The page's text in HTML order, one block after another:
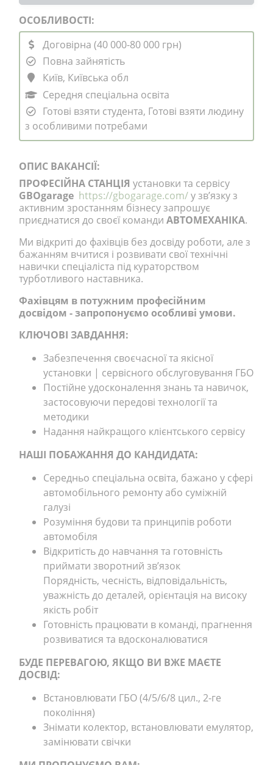
ОСОБЛИВОСТІ:
Договірна (40 000-80 000 грн)
Повна зайнятість
Київ, Київська обл
Середня спеціальна освіта
Готові взяти студента, Готові взяти людину
з особливими потребами
ОПИС ВАКАНСІЇ:
ПРОФЕСІЙНА СТАНЦІЯ установки та сервісу
GBOgarage https://gbogarage.com/у зв’язку з
активним зростанням бізнесу запрошує
приєднатися до своєї команди АВТОМЕХАНІКА.
Ми відкриті до фахівців без досвіду роботи, але з
бажанням вчитися і розвивати свої технічні
навички спеціаліста під кураторством
турботливого наставника.
Фахівцям в потужним професійним
досвідом - запропонуємо особливі умови.
КЛЮЧОВІ ЗАВДАННЯ:
Забезпечення своєчасної та якісної
установки | сервісного обслуговування ГБО
Постійне удосконалення знань та навичок,
застосовуючи передові технології та
методики
Надання найкращого клієнтського сервісу
НАШІ ПОБАЖАННЯ ДО КАНДИДАТА:
Середньо спеціальна освіта, бажано у сфері
автомобільного ремонту або суміжній
галузі
Розуміння будови та принципів роботи
автомобіля
Відкритість до навчання та готовність
приймати зворотний зв’язок
Порядність, чесність, відповідальність,
уважність до деталей, орієнтація на високу
якість робіт
Готовність працювати в команді, прагнення
розвиватися та вдосконалюватися
БУДЕ ПЕРЕВАГОЮ, ЯКЩО ВИ ВЖЕ МАЄТЕ
ДОСВІД:
Встановлювати ГБО (4/5/6/8 цил., 2-ге
покоління)
Знімати колектор, встановлювати емулятор,
замінювати свічки